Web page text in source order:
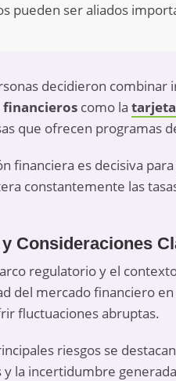
pueden ser aliados
decidieron
como la
que ofrecen programas
financiera es decisiva
constantemente las
Consideraciones
regulatorio y el
del mercado financiero
fluctuaciones abruptas.
riesgos se
la incertidumbre